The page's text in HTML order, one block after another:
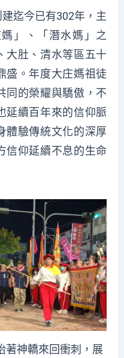
迄今已有302年，主
」、「潛水媽」之
大肚、清水等區五十
盛。年度大庄媽祖徒
同的榮耀與驕傲，不
延續百年來的信仰脈
體驗傳統文化的深厚
信仰延續不息的生命
著神轎來回衝刺，展